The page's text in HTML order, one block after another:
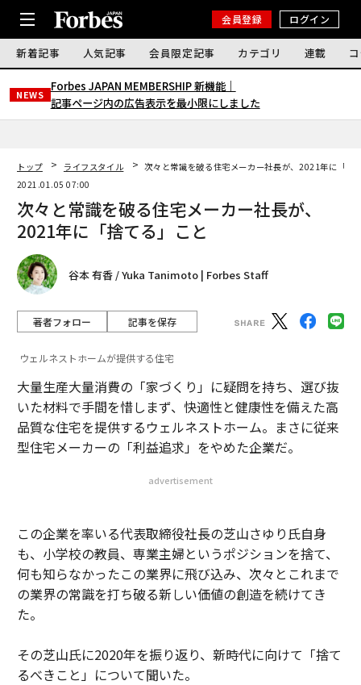
会員登録 ログイン
新着記事 人気記事 会員限定記事 カテゴリ 連載
NEWS
Forbes JAPAN MEMBERSHIP 新機能｜
記事ページ内の広告表示を最小限にしました
トップ ライフスタイル
次々と常識を破る住宅メーカー社長が、2021年に「捨
2021.01.05 07:00
次々と常識を破る住宅メーカー社長が、
2021年に「捨てる」こと
谷本 有香 / Yuka Tanimoto | Forbes Staff
著者フォロー 記事を保存
ウェルネストホームが提供する住宅
大量生産大量消費の「家づくり」に疑問を持ち、選び抜
いた材料で手間を惜しまず、快適性と健康性を備えた高
品質な住宅を提供するウェルネストホーム。まさに従来
型住宅メーカーの「利益追求」をやめた企業だ。
advertisement
この企業を率いる代表取締役社長の芝山さゆり氏自身
も、小学校の教員、専業主婦というポジションを捨て、
何も知らなかったこの業界に飛び込み、次々とこれまで
の業界の常識を打ち破る新しい価値の創造を続けてき
た。
その芝山氏に2020年を振り返り、新時代に向けて「捨て
るべきこと」について聞いた。